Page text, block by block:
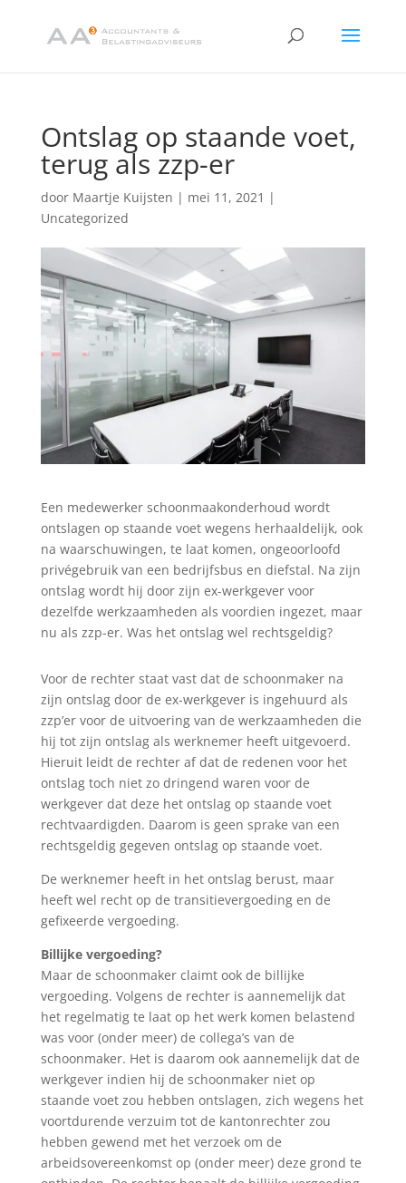
Ontslag op staande voet,
terug als zzp-er
door Maartje Kuijsten | mei 11, 2021 |
Uncategorized
Een medewerker schoonmaakonderhoud wordt
ontslagen op staande voet wegens herhaaldelijk, ook
na waarschuwingen, te laat komen, ongeoorloofd
privégebruik van een bedrijfsbus en diefstal. Na zijn
ontslag wordt hij door zijn ex-werkgever voor
dezelfde werkzaamheden als voordien ingezet, maar
nu als zzp-er. Was het ontslag wel rechtsgeldig?
Voor de rechter staat vast dat de schoonmaker na
zijn ontslag door de ex-werkgever is ingehuurd als
zzp’er voor de uitvoering van de werkzaamheden die
hij tot zijn ontslag als werknemer heeft uitgevoerd.
Hieruit leidt de rechter af dat de redenen voor het
ontslag toch niet zo dringend waren voor de
werkgever dat deze het ontslag op staande voet
rechtvaardigden. Daarom is geen sprake van een
rechtsgeldig gegeven ontslag op staande voet.
De werknemer heeft in het ontslag berust, maar
heeft wel recht op de transitievergoeding en de
gefixeerde vergoeding.
Billijke vergoeding?
Maar de schoonmaker claimt ook de billijke
vergoeding. Volgens de rechter is aannemelijk dat
het regelmatig te laat op het werk komen belastend
was voor (onder meer) de collega’s van de
schoonmaker. Het is daarom ook aannemelijk dat de
werkgever indien hij de schoonmaker niet op
staande voet zou hebben ontslagen, zich wegens het
voortdurende verzuim tot de kantonrechter zou
hebben gewend met het verzoek om de
arbeidsovereenkomst op (onder meer) deze grond te